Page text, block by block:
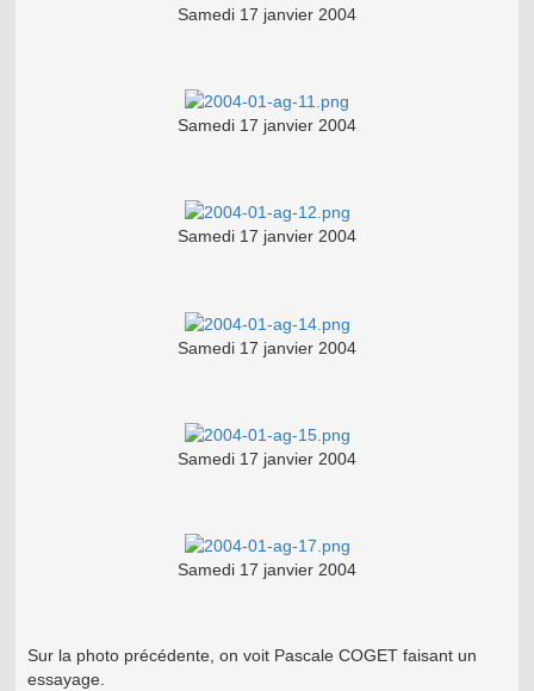
Samedi 17 janvier 2004
Samedi 17 janvier 2004
Samedi 17 janvier 2004
Samedi 17 janvier 2004
Samedi 17 janvier 2004
Samedi 17 janvier 2004
Sur la photo précédente, on voit Pascale COGET faisant un
essayage.